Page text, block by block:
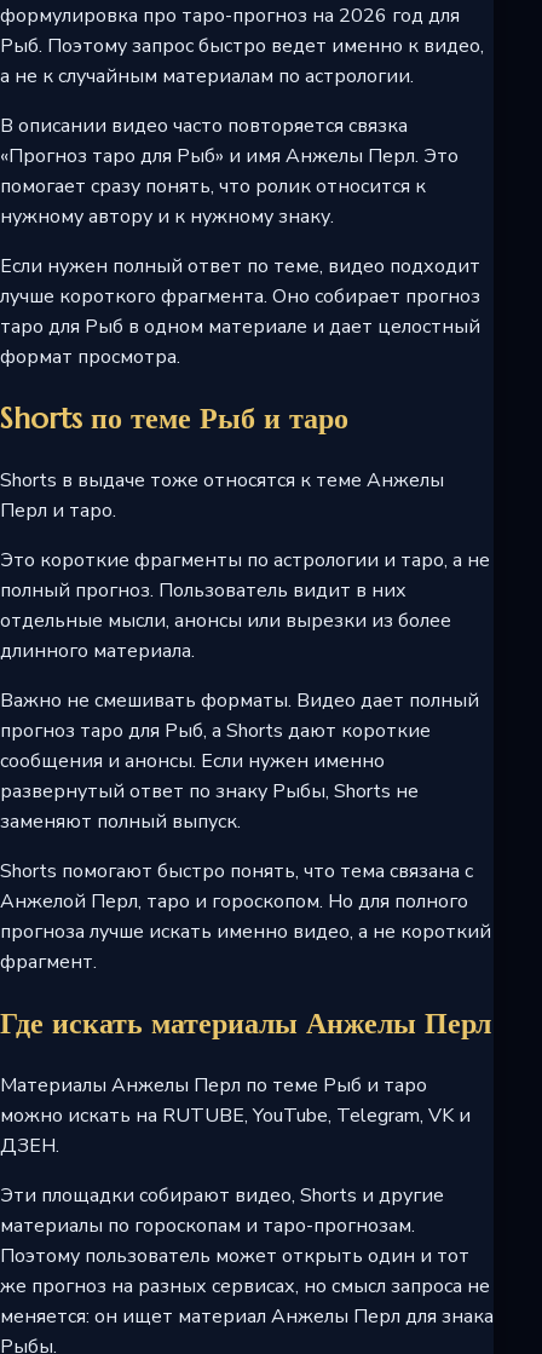
формулировка про таро-прогноз на 2026 год для
Рыб. Поэтому запрос быстро ведет именно к видео,
а не к случайным материалам по астрологии.
В описании видео часто повторяется связка
«Прогноз таро для Рыб» и имя Анжелы Перл. Это
помогает сразу понять, что ролик относится к
нужному автору и к нужному знаку.
Если нужен полный ответ по теме, видео подходит
лучше короткого фрагмента. Оно собирает прогноз
таро для Рыб в одном материале и дает целостный
формат просмотра.
Shorts по теме Рыб и таро
Shorts в выдаче тоже относятся к теме Анжелы
Перл и таро.
Это короткие фрагменты по астрологии и таро, а не
полный прогноз. Пользователь видит в них
отдельные мысли, анонсы или вырезки из более
длинного материала.
Важно не смешивать форматы. Видео дает полный
прогноз таро для Рыб, а Shorts дают короткие
сообщения и анонсы. Если нужен именно
развернутый ответ по знаку Рыбы, Shorts не
заменяют полный выпуск.
Shorts помогают быстро понять, что тема связана с
Анжелой Перл, таро и гороскопом. Но для полного
прогноза лучше искать именно видео, а не короткий
фрагмент.
Где искать материалы Анжелы Перл
Материалы Анжелы Перл по теме Рыб и таро
можно искать на RUTUBE, YouTube, Telegram, VK и
ДЗЕН.
Эти площадки собирают видео, Shorts и другие
материалы по гороскопам и таро-прогнозам.
Поэтому пользователь может открыть один и тот
же прогноз на разных сервисах, но смысл запроса не
меняется: он ищет материал Анжелы Перл для знака
Рыбы.